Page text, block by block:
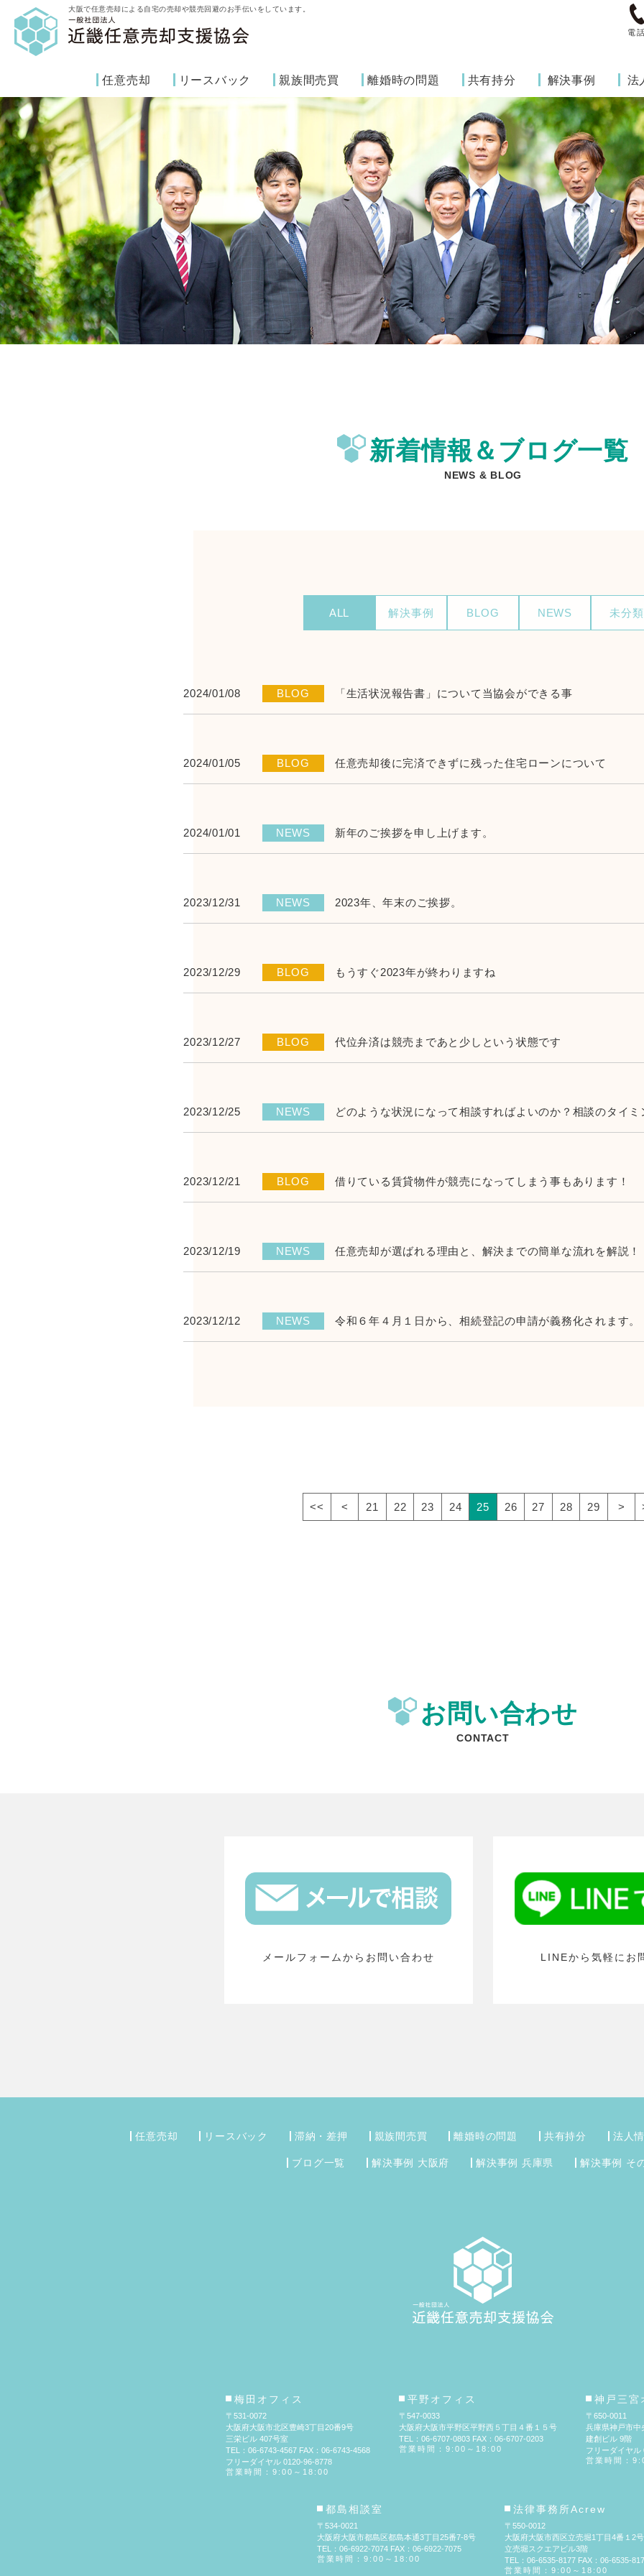
大阪で任意売却による自宅の売却や競売回避のお手伝いをしています。
電
任意売却 リースバック 親族間売買 離婚時の問題 共有持分 解決事例 法
新着情報＆ブログ一覧
NEWS & BLOG
ALL 解決事例 BLOG NEWS 未分類
2024/01/08 BLOG 「生活状況報告書」について当協会ができる事
2024/01/05 BLOG 任意売却後に完済できずに残った住宅ローンについて
2024/01/01 NEWS 新年のご挨拶を申し上げます。
2023/12/31 NEWS 2023年、年末のご挨拶。
2023/12/29 BLOG もうすぐ2023年が終わりますね
2023/12/27 BLOG 代位弁済は競売まであと少しという状態です
2023/12/25 NEWS どのような状況になって相談すればよいのか？相談のタイミ
2023/12/21 BLOG 借りている賃貸物件が競売になってしまう事もあります！
2023/12/19 NEWS 任意売却が選ばれる理由と、解決までの簡単な流れを解説！
2023/12/12 NEWS 令和６年４月１日から、相続登記の申請が義務化されます。
<< < 21 22 23 24 25 26 27 28 29 >
お問い合わせ
CONTACT
メールフォームから お問い合わせ LINEから気軽に お
任意売却 リースバック 滞納・差押 親族間売買 離婚時の問題 共有持分 法人
ブログ一覧 解決事例 大阪府 解決事例 兵庫県 解決事例 そ
梅田オフィス
〒531-0072
大阪府大阪市北区豊崎3丁目20番9号
三栄ビル 407号室
TEL：06-6743-4567 FAX：06-6743-4568
フリーダイヤル 0120-96-8778
営業時間：9:00～18:00
平野オフィス
〒547-0033
大阪府大阪市平野区平野西５丁目４番１５号
TEL：06-6707-0803 FAX：06-6707-0203
営業時間：9:00～18:00
神戸三宮
〒650-0011
兵庫県神戸市中
建創ビル 9階
フリーダイヤル
営業時間：
都島相談室
〒534-0021
大阪府大阪市都島区都島本通3丁目25番7-8号
TEL：06-6922-7074 FAX：06-6922-7075
営業時間：9:00～18:00
法律事務所Acrew
〒550-0012
大阪府大阪市西区立売堀1丁目4番１2号
立売堀スクエアビル3階
TEL：06-6535-8177 FAX：06-6535-
営業時間：9:00～18:00